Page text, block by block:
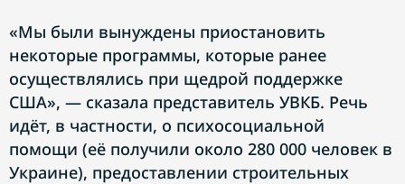
«Мы были вынуждены приостановить
некоторые программы, которые ранее
осуществлялись при щедрой поддержке
США», — сказала представитель УВКБ. Речь
идёт, в частности, о психосоциальной
помощи (её получили около 280 000 человек в
Украине), предоставлении строительных